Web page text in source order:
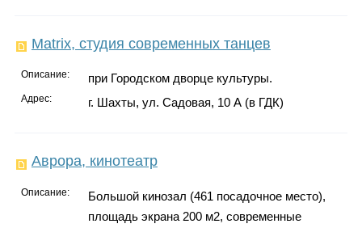
Гороскоп
Matrix, студия современных танцев
Описание: при Городском дворце культуры.
Адрес: г. Шахты, ул. Садовая, 10 А (в ГДК)
Аврора, кинотеатр
Описание:
Большой кинозал (461 посадочное место),
площадь экрана 200 м2, современные